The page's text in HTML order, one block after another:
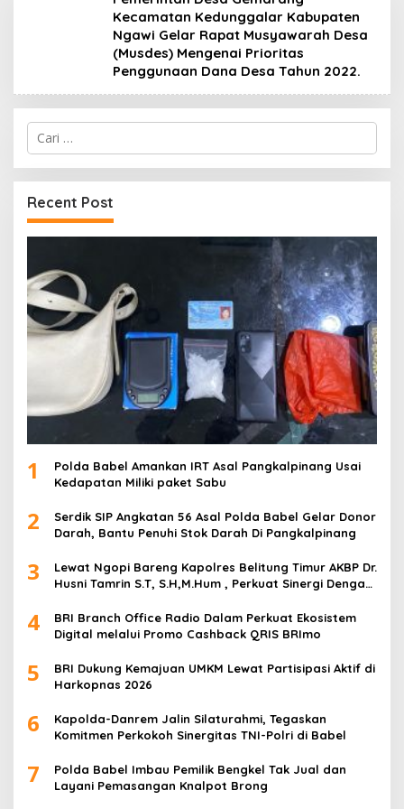
Kecamatan Kedunggalar Kabupaten
Ngawi Gelar Rapat Musyawarah Desa
(Musdes) Mengenai Prioritas
Penggunaan Dana Desa Tahun 2022.
Cari
untuk:
Recent Post
1
Polda Babel Amankan IRT Asal Pangkalpinang Usai
Kedapatan Miliki paket Sabu
2
Serdik SIP Angkatan 56 Asal Polda Babel Gelar Donor
Darah, Bantu Penuhi Stok Darah Di Pangkalpinang
3
Lewat Ngopi Bareng Kapolres Belitung Timur AKBP Dr.
Husni Tamrin S.T, S.H,M.Hum , Perkuat Sinergi Dengan
4
BRI Branch Office Radio Dalam Perkuat Ekosistem
Digital melalui Promo Cashback QRIS BRImo
5
BRI Dukung Kemajuan UMKM Lewat Partisipasi Aktif di
Harkopnas 2026
6
Kapolda-Danrem Jalin Silaturahmi, Tegaskan
Komitmen Perkokoh Sinergitas TNI-Polri di Babel
7
Polda Babel Imbau Pemilik Bengkel Tak Jual dan
Layani Pemasangan Knalpot Brong